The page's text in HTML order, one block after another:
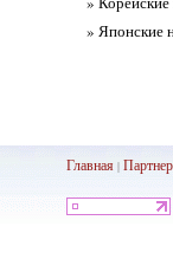
» Японские
Главная|